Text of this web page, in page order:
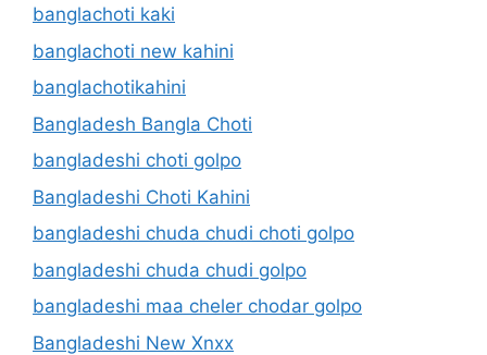
banglachoti kaki
banglachoti new kahini
banglachotikahini
Bangladesh Bangla Choti
bangladeshi choti golpo
Bangladeshi Choti Kahini
bangladeshi chuda chudi choti golpo
bangladeshi chuda chudi golpo
bangladeshi maa cheler chodar golpo
Bangladeshi New Xnxx